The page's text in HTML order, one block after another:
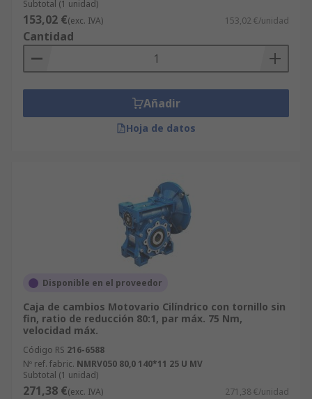
Subtotal (1 unidad)
153,02 €(exc. IVA) 153,02 €/unidad
Cantidad
Añadir
Hoja de datos
Disponible en el proveedor
Caja de cambios Motovario Cilíndrico con tornillo sin
fin, ratio de reducción 80:1, par máx. 75 Nm,
velocidad máx.
Código RS 216-6588
Nº ref. fabric. NMRV050 80,0 140*11 25 U MV
Subtotal (1 unidad)
271,38 €(exc. IVA) 271,38 €/unidad